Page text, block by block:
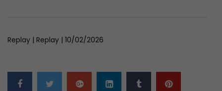
Replay | Replay | 10/02/2026